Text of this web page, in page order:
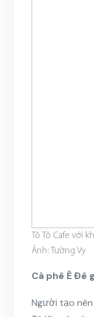
Tô Tô Cafe với
Ảnh: Tường Vy
Cà phê Ê Đê
Người tạo nên